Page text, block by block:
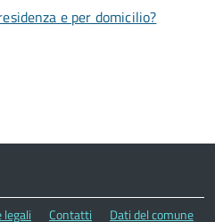
e per domicilio?
legali Contatti Dati del comune